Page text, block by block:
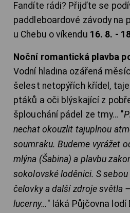
Fandíte rádi? Přijďte se
paddleboardové závody na
u Chebu o víkendu 16. 8. -
Noční romantická plavba
Vodní hladina ozářená
šelest netopýřích křídel,
ptáků a oči blýskající z
šplouchání pádel ze tmy… "
nechat okouzlit tajuplnou
soumraku. Budeme vyrážet
mlýna (Šabina) a plavbu
sokolovské loděnici. S
čelovky a další zdroje světla
lucerny…" láká Půjčovna lodí